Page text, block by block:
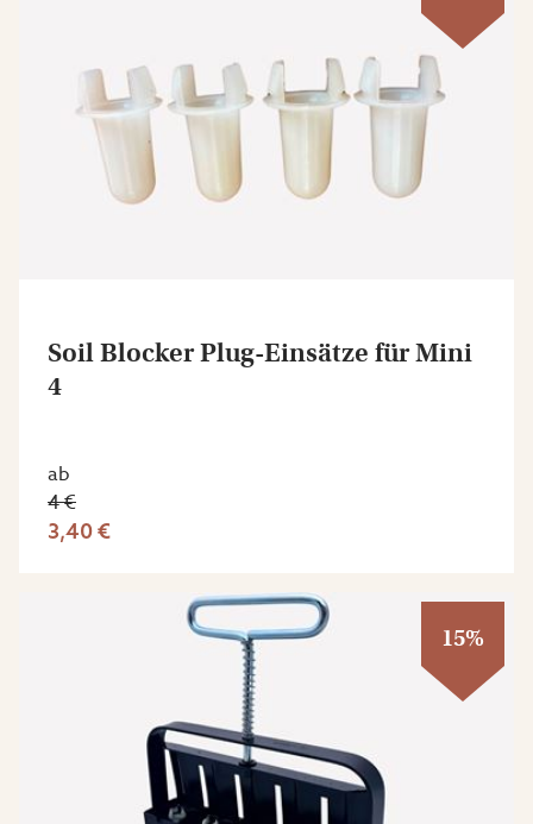
Soil Blocker Plug-Einsätze für Mini
4
ab
4 €
3,40 €
15%